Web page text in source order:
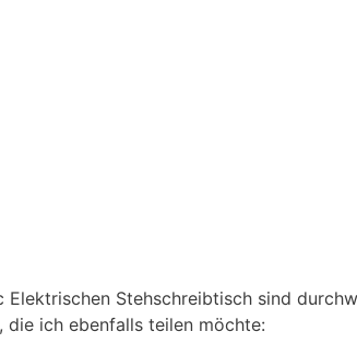
Stehschreibtisch sind
die ich ebenfalls teilen möchte: